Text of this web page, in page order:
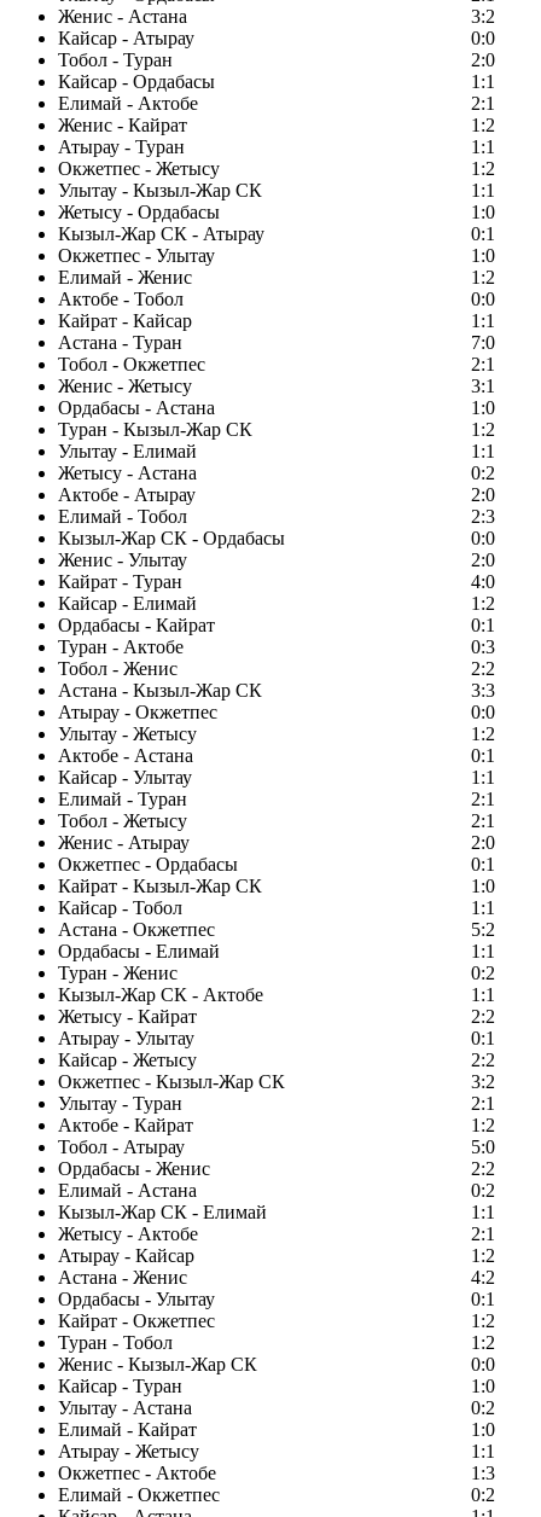
Женис - Астана
3:2
Кайсар - Атырау
0:0
Тобол - Туран
2:0
Кайсар - Ордабасы
1:1
Елимай - Актобе
2:1
Женис - Кайрат
1:2
Атырау - Туран
1:1
Окжетпес - Жетысу
1:2
Улытау - Кызыл-Жар СК
1:1
Жетысу - Ордабасы
1:0
Кызыл-Жар СК - Атырау
0:1
Окжетпес - Улытау
1:0
Елимай - Женис
1:2
Актобе - Тобол
0:0
Кайрат - Кайсар
1:1
Астана - Туран
7:0
Тобол - Окжетпес
2:1
Женис - Жетысу
3:1
Ордабасы - Астана
1:0
Туран - Кызыл-Жар СК
1:2
Улытау - Елимай
1:1
Жетысу - Астана
0:2
Актобе - Атырау
2:0
Елимай - Тобол
2:3
Кызыл-Жар СК - Ордабасы
0:0
Женис - Улытау
2:0
Кайрат - Туран
4:0
Кайсар - Елимай
1:2
Ордабасы - Кайрат
0:1
Туран - Актобе
0:3
Тобол - Женис
2:2
Астана - Кызыл-Жар СК
3:3
Атырау - Окжетпес
0:0
Улытау - Жетысу
1:2
Актобе - Астана
0:1
Кайсар - Улытау
1:1
Елимай - Туран
2:1
Тобол - Жетысу
2:1
Женис - Атырау
2:0
Окжетпес - Ордабасы
0:1
Кайрат - Кызыл-Жар СК
1:0
Кайсар - Тобол
1:1
Астана - Окжетпес
5:2
Ордабасы - Елимай
1:1
Туран - Женис
0:2
Кызыл-Жар СК - Актобе
1:1
Жетысу - Кайрат
2:2
Атырау - Улытау
0:1
Кайсар - Жетысу
2:2
Окжетпес - Кызыл-Жар СК
3:2
Улытау - Туран
2:1
Актобе - Кайрат
1:2
Тобол - Атырау
5:0
Ордабасы - Женис
2:2
Елимай - Астана
0:2
Кызыл-Жар СК - Елимай
1:1
Жетысу - Актобе
2:1
Атырау - Кайсар
1:2
Астана - Женис
4:2
Ордабасы - Улытау
0:1
Кайрат - Окжетпес
1:2
Туран - Тобол
1:2
Женис - Кызыл-Жар СК
0:0
Кайсар - Туран
1:0
Улытау - Астана
0:2
Елимай - Кайрат
1:0
Атырау - Жетысу
1:1
Окжетпес - Актобе
1:3
Елимай - Окжетпес
0:2